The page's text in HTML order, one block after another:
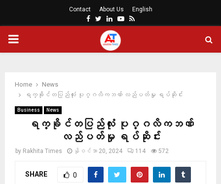
Contact About Us English
Facebook
Twitter
LinkedinYoutube
Rss
PRIMARY
Home
News
ရက္ခိုင်တပြည်လုံး ပုဂ္ဂလိကဘဏ် လည်ပတ်မှု ရပ်ဆိုင်း
Business News
ရက္ခိုင်တပြည်လုံး ပုဂ္ဂလိကဘဏ်
လည်ပတ်မှု ရပ်ဆိုင်း
by Rakhita Times နိုဝင်ဘာ 20, 2024 114 572
SHARE 0